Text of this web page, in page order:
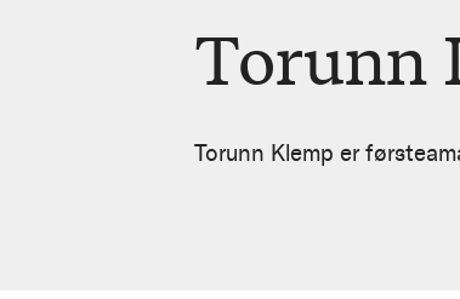
Torunn
Klemp
Torunn
Torunn Klemp er